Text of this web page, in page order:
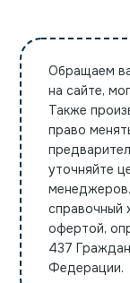
Обращаем
на сайте,
Также
право
уточняйте
справочный
офертой,
437
Федерации.